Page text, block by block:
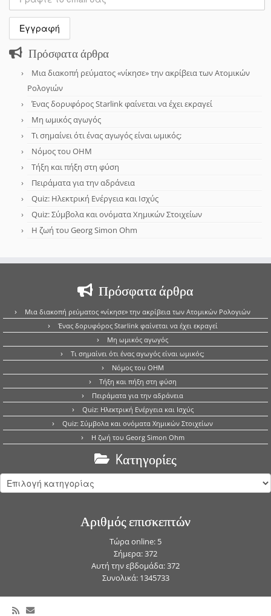
Πρόσφατα άρθρα
Μια διακοπή ρεύματος «νίκησε» την ακρίβεια των Ατομικών
Ρολογιών
Ένας δορυφόρος Starlink φαίνεται να έχει εκραγεί
Μη ωμικός αγωγός
Τι σημαίνει ότι ένας αγωγός είναι ωμικός;
Νόμος του OHM
Τήξη και πήξη στη φύση
Πειράματα για την αδράνεια
Quiz: Ηλεκτρική Ενέργεια και Ισχύς
Quiz: Σύμβολα και ονόματα Χημικών Στοιχείων
Η ζωή του Georg Simon Ohm
Πρόσφατα άρθρα
Μια διακοπή ρεύματος «νίκησε» την ακρίβεια των Ατομικών Ρολογιών
Ένας δορυφόρος Starlink φαίνεται να έχει εκραγεί
Μη ωμικός αγωγός
Τι σημαίνει ότι ένας αγωγός είναι ωμικός;
Νόμος του OHM
Τήξη και πήξη στη φύση
Πειράματα για την αδράνεια
Quiz: Ηλεκτρική Ενέργεια και Ισχύς
Quiz: Σύμβολα και ονόματα Χημικών Στοιχείων
Η ζωή του Georg Simon Ohm
Kατηγορίες
Kατηγορίες
Αριθμός επισκεπτών
Τώρα online: 5
Σήμερα: 372
Αυτή την εβδομάδα: 372
Συνολικά: 1345733